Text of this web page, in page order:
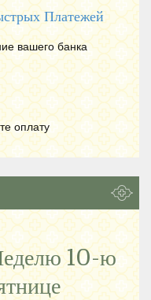
Платежей
вашего банка
оплату
10-ю